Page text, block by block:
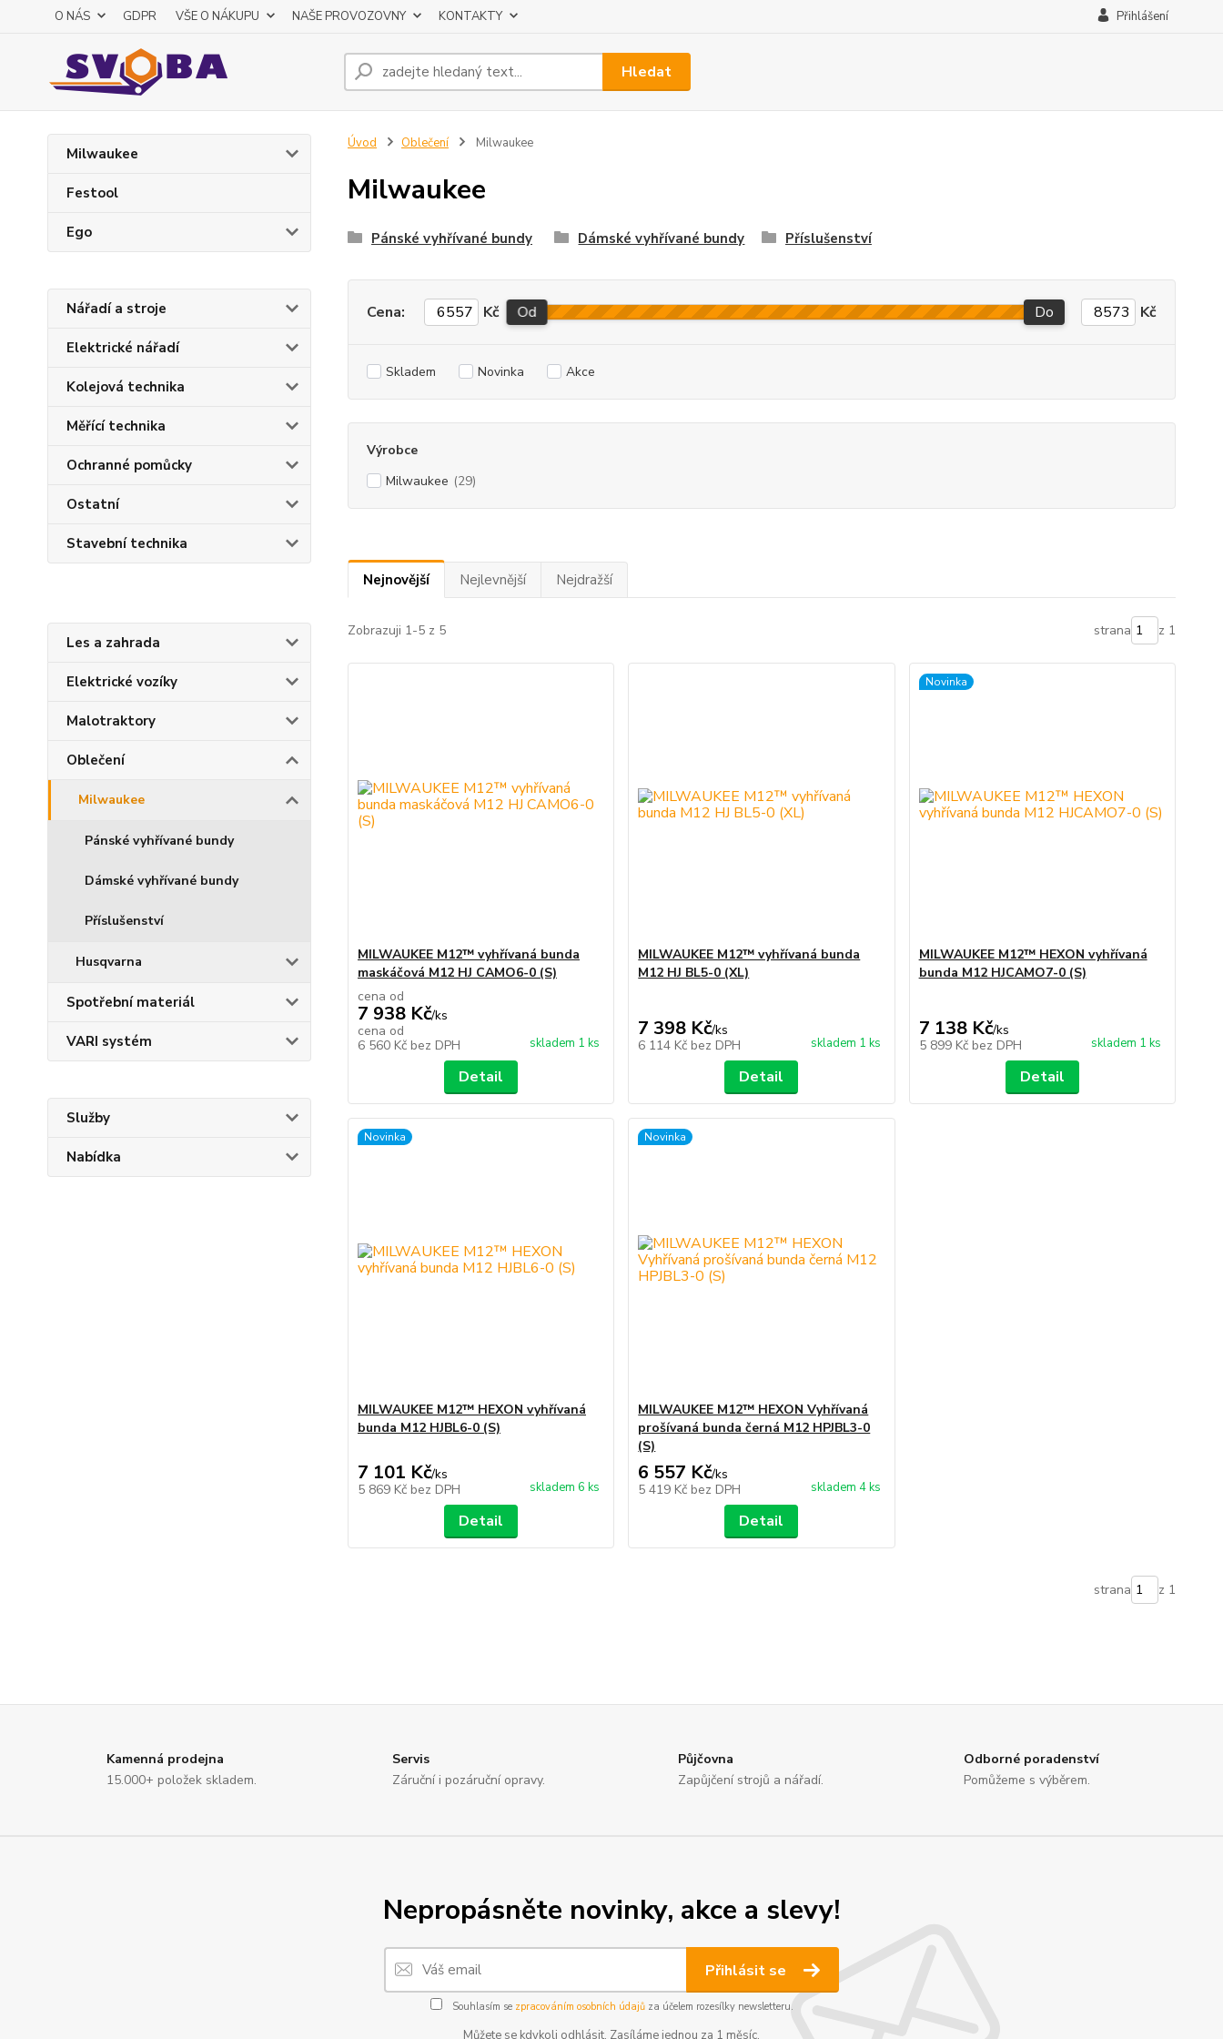
O NÁS GDPR VŠE O NÁKUPU NAŠE PROVOZOVNY KONTAKTY Přihlášení
Hledat
Milwaukee
Festool
Ego
Nářadí a stroje
Elektrické nářadí
Kolejová technika
Měřící technika
Ochranné pomůcky
Ostatní
Stavební technika
Les a zahrada
Elektrické vozíky
Malotraktory
Oblečení
Milwaukee
Pánské vyhřívané bundy
Dámské vyhřívané bundy
Příslušenství
Husqvarna
Spotřební materiál
VARI systém
Služby
Nabídka
Úvod Oblečení Milwaukee
Milwaukee
Pánské vyhřívané bundy Dámské vyhřívané bundy Příslušenství
Cena: Kč Od Do Kč
Skladem Novinka Akce
Výrobce
Milwaukee (29)
Nejnovější Nejlevnější Nejdražší
Zobrazuji 1-5 z 5 strana z 1
MILWAUKEE M12™ vyhřívaná bunda
maskáčová M12 HJ CAMO6-0 (S)
cena od
7 938 Kč/ks
cena od
6 560 Kč bez DPH skladem 1 ks
Detail
MILWAUKEE M12™ vyhřívaná bunda
M12 HJ BL5-0 (XL)
7 398 Kč/ks
6 114 Kč bez DPH skladem 1 ks
Detail
Novinka
MILWAUKEE M12™ HEXON vyhřívaná
bunda M12 HJCAMO7-0 (S)
7 138 Kč/ks
5 899 Kč bez DPH skladem 1 ks
Detail
Novinka
MILWAUKEE M12™ HEXON vyhřívaná
bunda M12 HJBL6-0 (S)
7 101 Kč/ks
5 869 Kč bez DPH skladem 6 ks
Detail
Novinka
MILWAUKEE M12™ HEXON Vyhřívaná
prošívaná bunda černá M12 HPJBL3-0
(S)
6 557 Kč/ks
5 419 Kč bez DPH skladem 4 ks
Detail
strana z 1
Kamenná prodejna
15.000+ položek skladem.
Servis
Záruční i pozáruční opravy.
Půjčovna
Zapůjčení strojů a nářadí.
Odborné poradenství
Pomůžeme s výběrem.
Nepropásněte novinky, akce a slevy!
Přihlásit se
Souhlasím se zpracováním osobních údajůza účelem rozesílky newsletteru.
Můžete se kdykoli odhlásit. Zasíláme jednou za 1 měsíc.